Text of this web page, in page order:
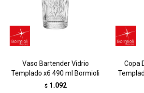
Vaso Bartender Vidrio
Templado x6 490 ml Bormioli
$ 1.092
Copa